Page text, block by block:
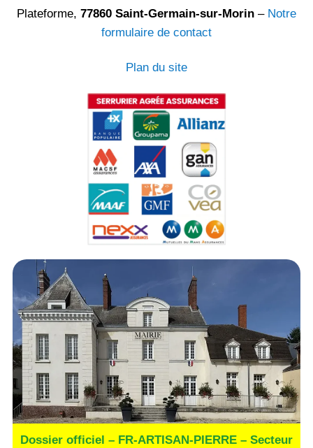
Plateforme, 77860 Saint-Germain-sur-Morin – Notre
formulaire de contact
Plan du site
Dossier officiel – FR-ARTISAN-PIERRE – Secteur